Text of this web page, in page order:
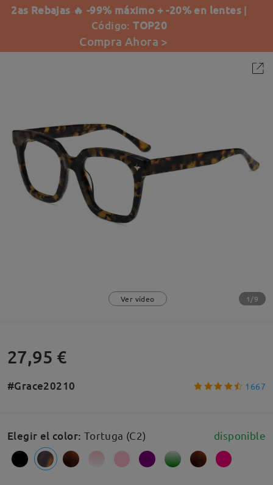
2as Rebajas 🔥 -99% máximo + -20% en lentes |
Código:TOP20
Compra Ahora >
Ver vídeo 1/9
27,95 €
#Grace20210 1667
Elegir el color: Tortuga (C2) disponible